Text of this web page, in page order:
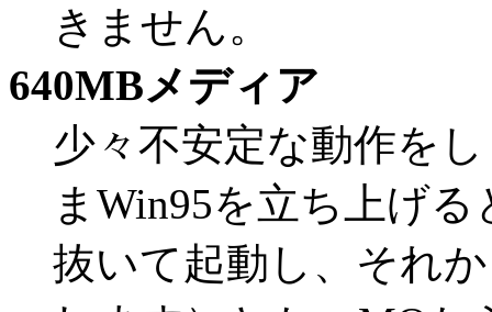
きません。
640MBメディア
少々不安定な動作を
まWin95を立ち上げ
抜いて起動し、それ